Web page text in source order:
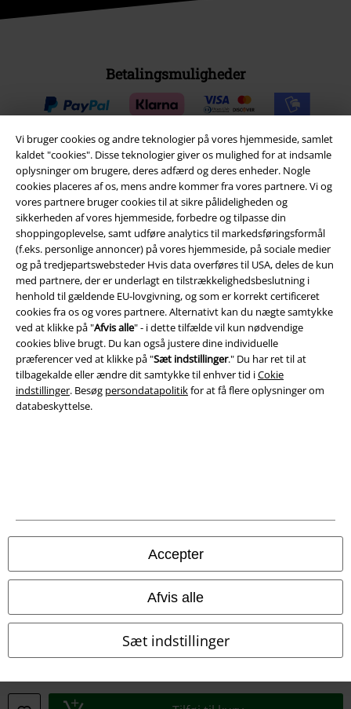
Vi bruger cookies og andre teknologier på vores hjemmeside, samlet
kaldet "cookies". Disse teknologier giver os mulighed for at indsamle
oplysninger om brugere, deres adfærd og deres enheder. Nogle
cookies placeres af os, mens andre kommer fra vores partnere. Vi og
vores partnere bruger cookies til at sikre pålideligheden og
sikkerheden af ​​vores hjemmeside, forbedre og tilpasse din
shoppingoplevelse, samt udføre analytics til markedsføringsformål
(f.eks. personlige annoncer) på vores hjemmeside, på sociale medier
og på tredjepartswebsteder Hvis data overføres til USA, deles de kun
med partnere, der er underlagt en tilstrækkelighedsbeslutning i
henhold til gældende EU-lovgivning, og som er korrekt certificeret
cookies fra os og vores partnere. Alternativt kan du nægte samtykke
ved at klikke på "Afvis alle" - i dette tilfælde vil kun nødvendige
cookies blive brugt. Du kan også justere dine individuelle
præferencer ved at klikke på "Sæt indstillinger." Du har ret til at
tilbagekalde eller ændre dit samtykke til enhver tid iCokie
indstillinger. Besøg persondatapolitikfor at få flere oplysninger om
databeskyttelse.
Accepter
Afvis alle
Sæt indstillinger
Betalingsmuligheder
Fragt
Postpakke Collect Postpakke Home
EMP app
Download den nye EMP app gratis og få glæde af alle forbedringerne
og fordelene!